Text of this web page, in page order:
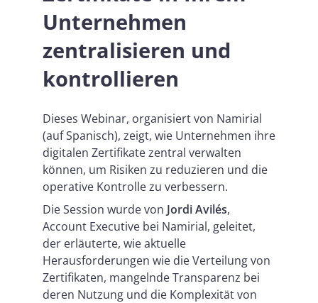
Unternehmen
zentralisieren und
kontrollieren
Dieses Webinar, organisiert von Namirial
(auf Spanisch), zeigt, wie Unternehmen ihre
digitalen Zertifikate zentral verwalten
können, um Risiken zu reduzieren und die
operative Kontrolle zu verbessern.
Die Session wurde von Jordi Avilés,
Account Executive bei Namirial, geleitet,
der erläuterte, wie aktuelle
Herausforderungen wie die Verteilung von
Zertifikaten, mangelnde Transparenz bei
deren Nutzung und die Komplexität von